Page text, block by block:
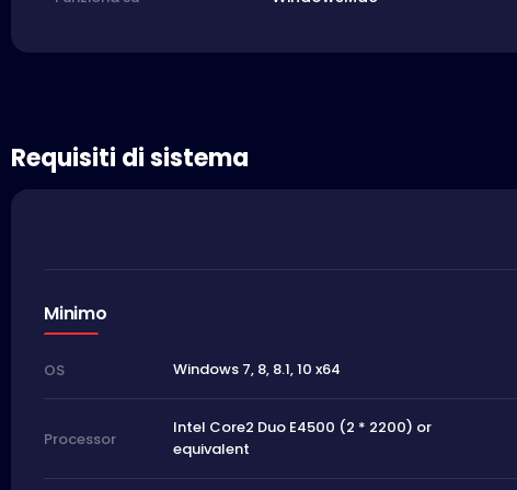
Requisiti di sistema
Minimo
OS Windows 7, 8, 8.1, 10 x64
Processor
Intel Core2 Duo E4500 (2 * 2200) or
equivalent